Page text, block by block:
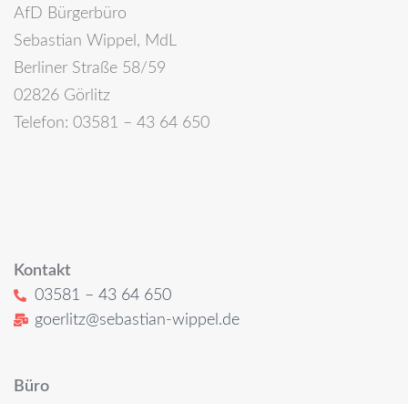
AfD Bürgerbüro
Sebastian Wippel, MdL
Berliner Straße 58/59
02826 Görlitz
Telefon: 03581 – 43 64 650
Kontakt
03581 – 43 64 650
goerlitz@sebastian-wippel.de
Büro